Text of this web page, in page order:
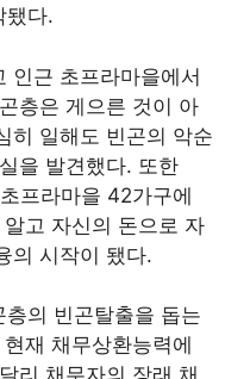
됐다.
인근 초프라마을에서
층은 게으른 것이 아
히 일해도 빈곤의 악순
을 발견했다. 또한
프라마을 42가구에
고 자신의 돈으로 자
의 시작이 됐다.
의 빈곤탈출을 돕는
재 채무상환능력에
리 채무자의 장래 채